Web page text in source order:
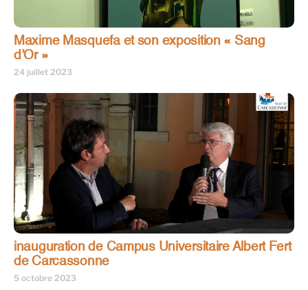
Maxime Masquefa et son exposition « Sang
d’Or »
24 juillet 2023
inauguration de Campus Universitaire Albert Fert
de Carcassonne
5 octobre 2023